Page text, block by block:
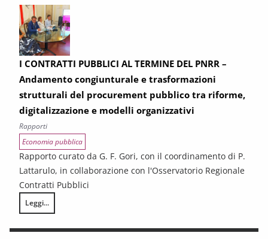
I CONTRATTI PUBBLICI AL TERMINE DEL PNRR –
Andamento congiunturale e trasformazioni
strutturali del procurement pubblico tra riforme,
digitalizzazione e modelli organizzativi
Rapporti
Economia pubblica
Rapporto curato da G. F. Gori, con il coordinamento di P.
Lattarulo, in collaborazione con l'Osservatorio Regionale
Contratti Pubblici
Leggi...
I CONTRATTI PUBBLICI AL TERMINE DEL PNRR – Andamento